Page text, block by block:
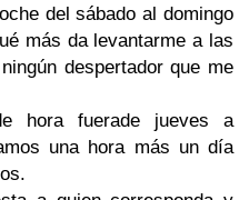
del sábado al domingo
más da levantarme a las
despertador que me
hora fuerade jueves a
una hora más un día